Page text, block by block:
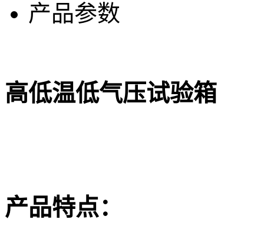
产品参数
高低温低气压试验箱
产品特点：